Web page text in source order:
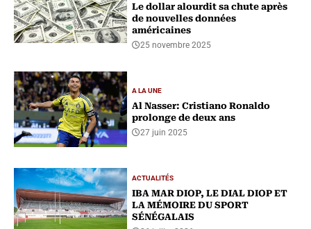
Le dollar alourdit sa chute après
de nouvelles données
américaines
25 novembre 2025
A LA UNE
Al Nasser: Cristiano Ronaldo
prolonge de deux ans
27 juin 2025
ACTUALITÉS
IBA MAR DIOP, LE DIAL DIOP ET
LA MÉMOIRE DU SPORT
SÉNÉGALAIS